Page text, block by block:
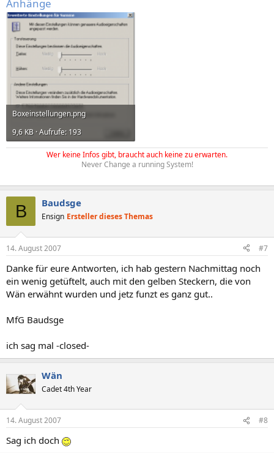
Anhänge
Boxeinstellungen.png
9,6 KB · Aufrufe: 193
Wer keine Infos gibt, braucht auch keine zu erwarten.
Never Change a running System!
B Baudsge
Ensign Ersteller dieses Themas
14. August 2007 #7
Danke für eure Antworten, ich hab gestern Nachmittag noch
ein wenig getüftelt, auch mit den gelben Steckern, die von
Wän erwähnt wurden und jetz funzt es ganz gut..
MfG Baudsge
ich sag mal -closed-
Wän
Cadet 4th Year
14. August 2007 #8
Sag ich doch